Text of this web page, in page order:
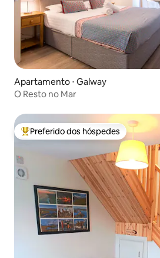
Apartamento ⋅ Galway
O Resto no Mar
Entre os melhores preferidos dos
Preferido dos hóspedes